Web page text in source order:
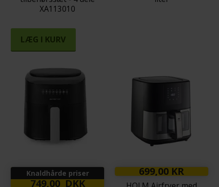
XA113010
LÆG I KURV
Knaldhårde priser
749,00 DKK
699,00 KR